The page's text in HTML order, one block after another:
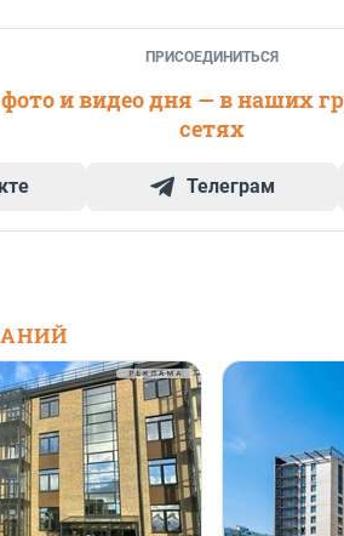
ПРИСОЕДИНИТЬСЯ
и видео дня — в наших
сетях
Телеграм